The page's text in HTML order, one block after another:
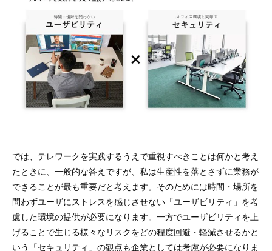
では、テレワークを実践するうえで重視すべきことは何かと考え
たときに、一般的な答えですが、私は生産性を落とさずに業務が
できることが最も重要だと考えます。そのためには時間・場所を
問わずユーザにストレスを感じさせない「ユーザビリティ」を考
慮した環境の提供が必要になります。一方でユーザビリティを上
げることで生じる様々なリスクをどの程度回避・軽減させるかと
いう「セキュリティ」の観点も企業としては考慮が必要になりま